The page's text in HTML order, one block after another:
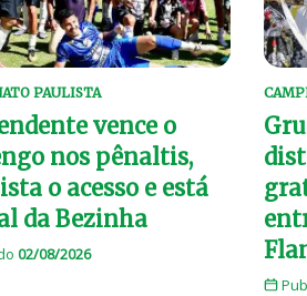
PAULISTA
vence o
nos pênaltis,
o acesso e está
da Bezinha
02/08/2026